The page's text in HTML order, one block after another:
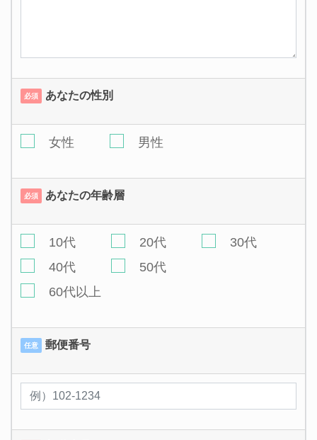
必須 あなたの性別
女性 男性
必須 あなたの年齢層
10代 20代
30代
40代
50代
60代以上
任意 郵便番号